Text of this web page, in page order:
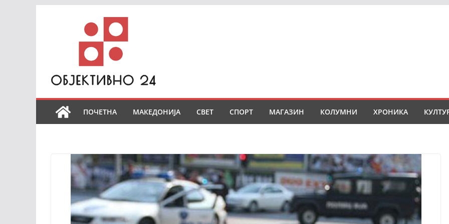
ПОЧЕТНА МАКЕДОНИЈА СВЕТ СПОРТ МАГАЗИН КОЛУМНИ ХРОНИКА